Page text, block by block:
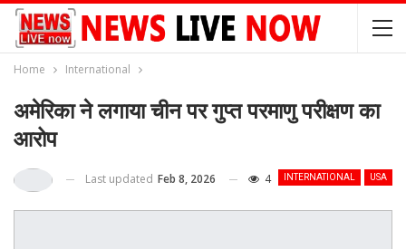
Home International
अमेरिका ने लगाया चीन पर गुप्त परमाणु परीक्षण का
आरोप
INTERNATIONAL USA
Last updated Feb 8, 2026 4